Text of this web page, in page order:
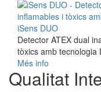
iSens DUO
Detector ATEX dual
tòxics amb tecnologia
Més info
Qualitat